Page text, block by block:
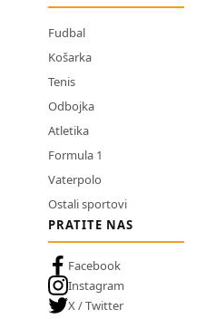
Fudbal
Košarka
Tenis
Odbojka
Atletika
Formula 1
Vaterpolo
Ostali sportovi
PRATITE NAS
Facebook
Instagram
X / Twitter